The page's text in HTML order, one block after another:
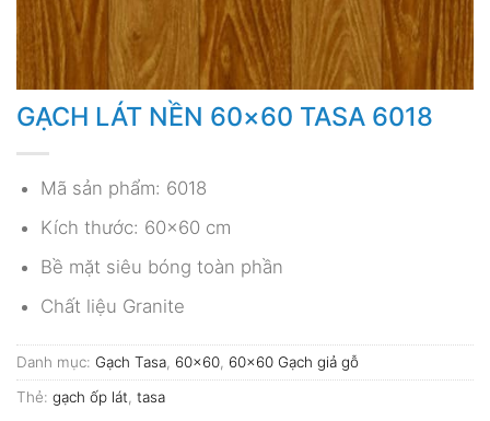
GẠCH LÁT NỀN 60×60 TASA 6018
Mã sản phẩm: 6018
Kích thước: 60×60 cm
Bề mặt siêu bóng toàn phần
Chất liệu Granite
Danh mục: Gạch Tasa 60x60 60x60 Gạch giả gỗ
Thẻ: gạch ốp lát tasa